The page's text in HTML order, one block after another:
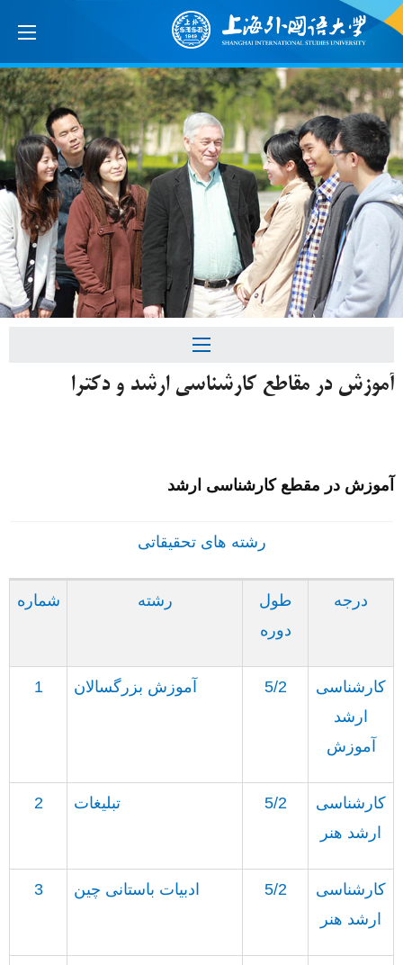
آموزش در مقاطع کارشناسی ارشد و دکترا
آموزش در مقطع کارشناسی ارشد
رشته های تحقیقاتی
شماره رشته
طول
دوره
درجه
1 آموزش بزرگسالان 5/2
کارشناسی
ارشد
آموزش
2 تبلیغات 5/2
کارشناسی
ارشد هنر
3 ادبیات باستانی چین 5/2
کارشناسی
ارشد هنر